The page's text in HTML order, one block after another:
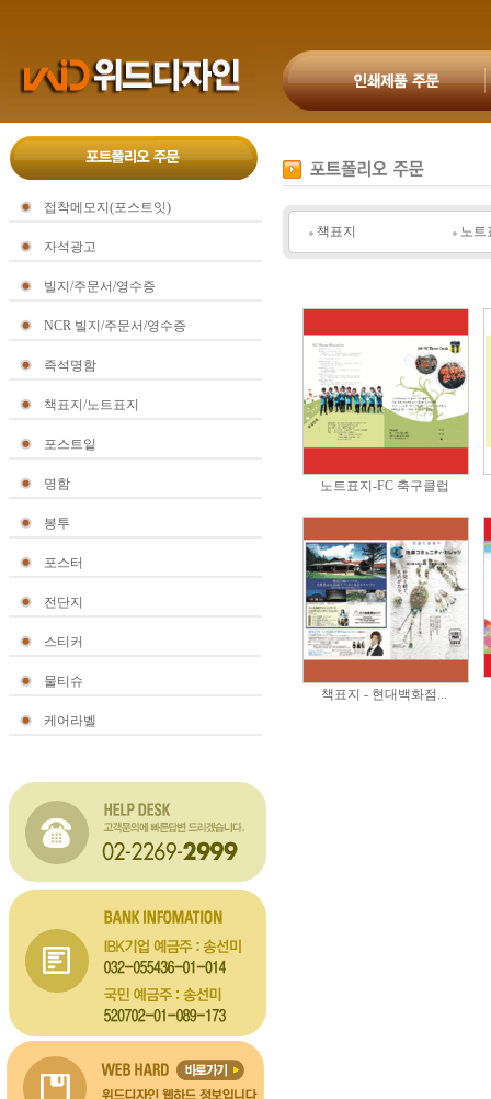
접착메모지(포스트잇)
자석광고
빌지/주문서/영수증
NCR 빌지/주문서/영수증
즉석명함
책표지/노트표지
포스트잍
명함
봉투
포스터
전단지
스티커
물티슈
케어라벨
책표지 노트
노트표지-FC 축구클럽
책표지 - 현대백화점...